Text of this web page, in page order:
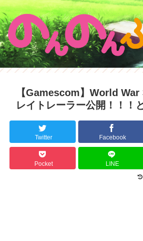
【Gamescom】World War
レイトレーラー公開！！！
Twitter Facebook
Pocket LINE